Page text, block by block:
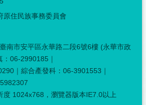
原住民族事務委員會
南市安平區永華路二段6號6樓 (永華市政
06-2990185｜
｜綜合產發科：06-3901553｜
度 1024x768，瀏覽器版本IE7.0以上